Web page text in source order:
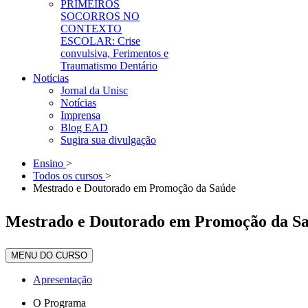
PRIMEIROS
SOCORROS NO
CONTEXTO
ESCOLAR: Crise
convulsiva, Ferimentos e
Traumatismo Dentário
Notícias
Jornal da Unisc
Notícias
Imprensa
Blog EAD
Sugira sua divulgação
Ensino >
Todos os cursos >
Mestrado e Doutorado em Promoção da Saúde
Mestrado e Doutorado em Promoção da
MENU DO CURSO
Apresentação
O Programa